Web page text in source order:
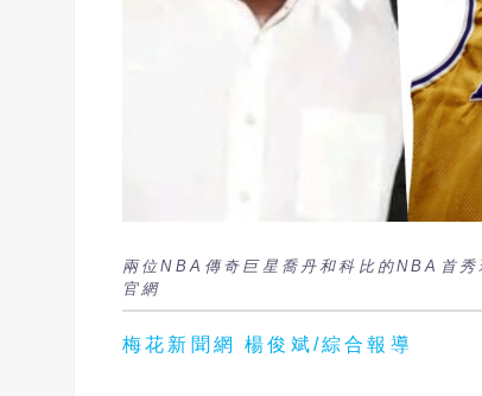
兩位NBA傳奇巨星喬丹和科比的NBA首
官網
梅花新聞網 楊俊斌/綜合報導